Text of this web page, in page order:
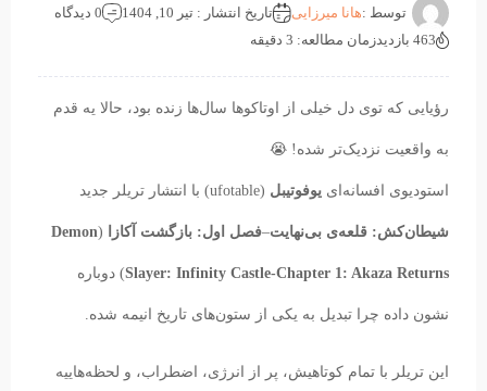
توسط :هانا میرزایی تاریخ انتشار : تیر 10, 1404
0 دیدگاه
463 بازدید
زمان مطالعه: 3 دقیقه
رؤیایی که توی دل خیلی از اوتاکوها سال‌ها زنده بود، حالا یه قدم
به واقعیت نزدیک‌تر شده! 😭
استودیوی افسانه‌ای یوفوتیبل (ufotable) با انتشار تریلر جدید
شیطان‌کش: قلعه‌ی بی‌نهایت–فصل اول: بازگشت آکازا (
Demon
Slayer: Infinity Castle-Chapter 1: Akaza Returns) دوباره
نشون داده چرا تبدیل به یکی از ستون‌های تاریخ انیمه شده.
این تریلر با تمام کوتاهیش، پر از انرژی، اضطراب، و لحظه‌هاییه